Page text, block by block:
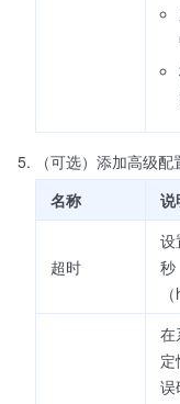
（可选）添加高级配
名称
说
超时
设
秒
在
误